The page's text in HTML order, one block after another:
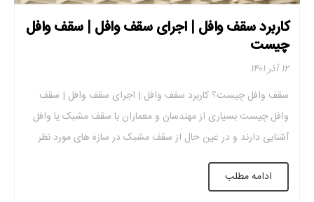
کاربرد سقف وافل | اجرای سقف وافل | سقف وافل
چیست
۱۲ آذر ۱۴۰۱
سقف وافل چیست؟ کاربرد سقف وافل | اجرای سقف وافل | سقف
وافل چیست بسیاری از مهندسان و معماران با سقف مشبک یا وافل
آشنایی دارند و در عین حال از سقف مشبک در سازه های مورد نظر
خود استفاده می کنند. با توجه به مصالح استفاده شده و نیاز سازه ها،
مهندس پروژه ضخامت […]
ادامه مطلب